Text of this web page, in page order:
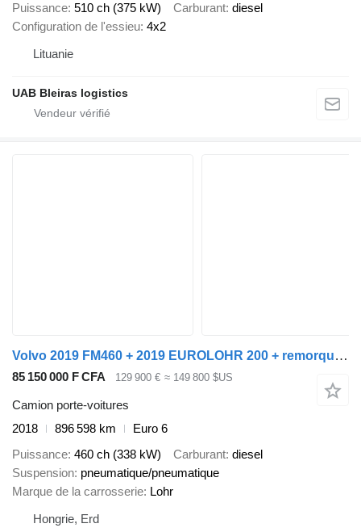
Puissance 510 ch (375 kW) Carburant diesel
Configuration de l'essieu 4x2
Lituanie
UAB Bleiras logistics
Volvo 2019 FM460 + 2019 EUROLOHR 200 + remorque porte-voitures
85 150 000 F CFA 129 900 € ≈ 149 800 $US
Camion porte-voitures
2018
896 598 km
Euro 6
Puissance 460 ch (338 kW) Carburant diesel
Suspension pneumatique/pneumatique
Marque de la carrosserie Lohr
Hongrie, Erd